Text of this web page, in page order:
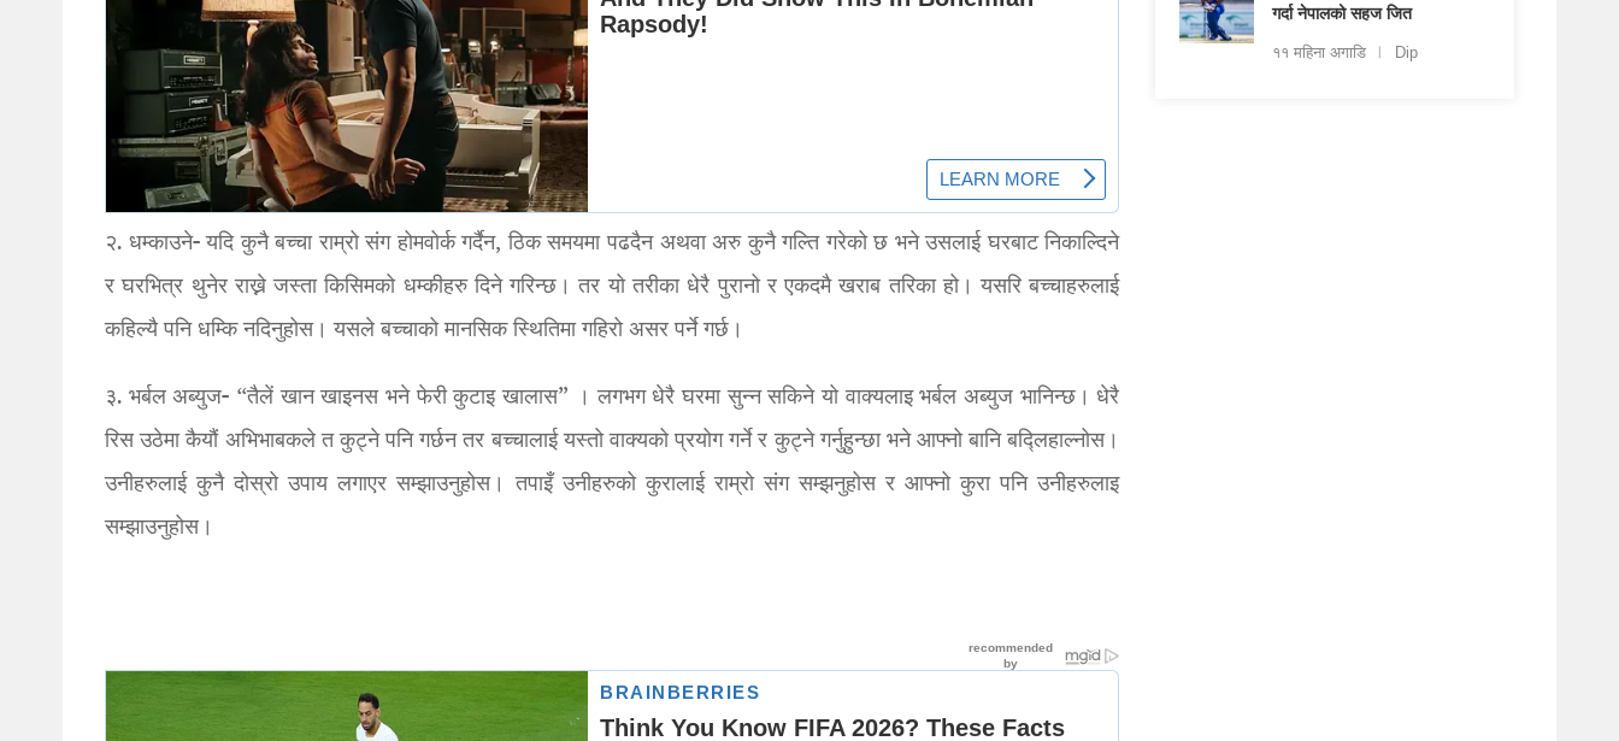
२. धम्काउने- यदि कुनै बच्चा राम्रो संग होमवोर्क गर्दैन, ठिक समयमा पढदैन अथवा अरु कुनै गल्ति गरेको छ भने उसलाई घरबाट निकाल्दिने
र घरभित्र थुनेर राख्ने जस्ता किसिमको धम्कीहरु दिने गरिन्छ। तर यो तरीका धेरै पुरानो र एकदमै खराब तरिका हो। यसरि बच्चाहरुलाई
कहिल्यै पनि धम्कि नदिनुहोस। यसले बच्चाको मानसिक स्थितिमा गहिरो असर पर्ने गर्छ।
३. भर्बल अब्युज- “तैलें खान खाइनस भने फेरी कुटाइ खालास” । लगभग धेरै घरमा सुन्न सकिने यो वाक्यलाइ भर्बल अब्युज भानिन्छ। धेरै
रिस उठेमा कैयौं अभिभाबकले त कुट्ने पनि गर्छन तर बच्चालाई यस्तो वाक्यको प्रयोग गर्ने र कुट्ने गर्नुहुन्छा भने आफ्नो बानि बद्लिहाल्नोस।
उनीहरुलाई कुनै दोस्रो उपाय लगाएर सम्झाउनुहोस। तपाइँ उनीहरुको कुरालाई राम्रो संग सम्झनुहोस र आफ्नो कुरा पनि उनीहरुलाइ
सम्झाउनुहोस।
गर्दा नेपालको सहज जित
११ महिना अगाडि Dip